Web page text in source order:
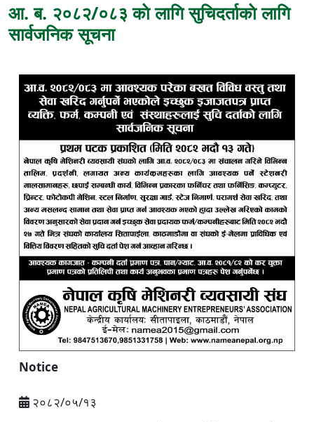
आ. ब. २०८२/०८३ काे लागि सुचिदर्ताकाे लागि
सार्वजनिक सूचना
Notice
२०८२/०५/१३